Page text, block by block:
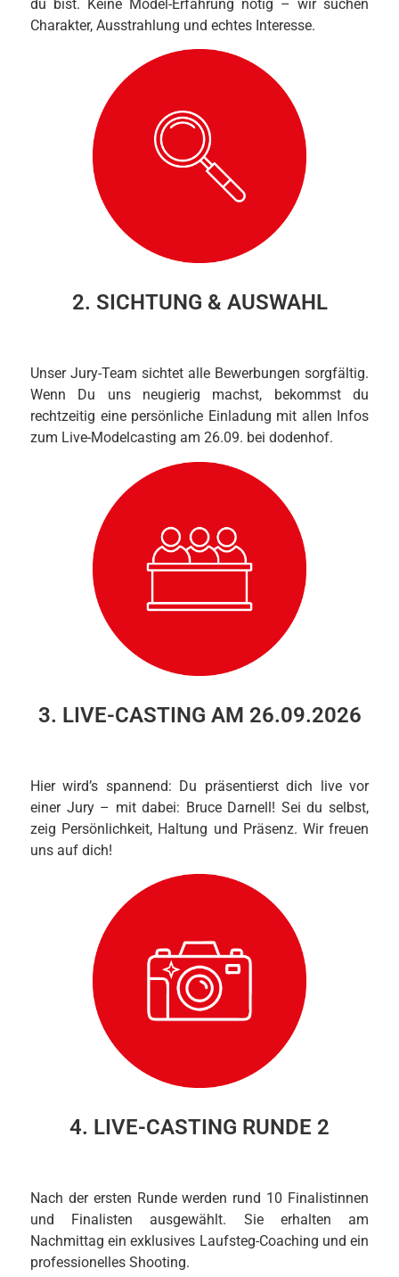
du bist. Keine Model-Erfahrung nötig – wir suchen
Charakter, Ausstrahlung und echtes Interesse.
2. SICHTUNG & AUSWAHL
Unser Jury-Team sichtet alle Bewerbungen sorgfältig.
Wenn Du uns neugierig machst, bekommst du
rechtzeitig eine persönliche Einladung mit allen Infos
zum Live-Modelcasting am 26.09. bei dodenhof.
3. LIVE-CASTING AM 26.09.2026
Hier wird’s spannend: Du präsentierst dich live vor
einer Jury – mit dabei: Bruce Darnell! Sei du selbst,
zeig Persönlichkeit, Haltung und Präsenz. Wir freuen
uns auf dich!
4. LIVE-CASTING RUNDE 2
Nach der ersten Runde werden rund 10 Finalistinnen
und Finalisten ausgewählt. Sie erhalten am
Nachmittag ein exklusives Laufsteg-Coaching und ein
professionelles Shooting.